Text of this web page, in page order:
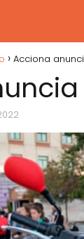
Acciona